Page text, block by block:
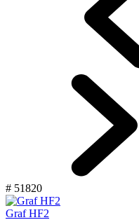
# 51820
Graf HF2